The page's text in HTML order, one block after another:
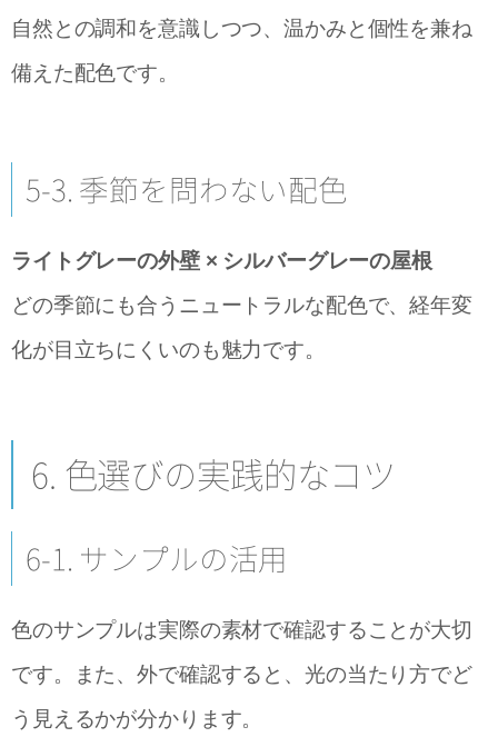
自然との調和を意識しつつ、温かみと個性を兼ね
備えた配色です。
5-3. 季節を問わない配色
ライトグレーの外壁 × シルバーグレーの屋根
どの季節にも合うニュートラルな配色で、経年変
化が目立ちにくいのも魅力です。
6. 色選びの実践的なコツ
6-1. サンプルの活用
色のサンプルは実際の素材で確認することが大切
です。また、外で確認すると、光の当たり方でど
う見えるかが分かります。